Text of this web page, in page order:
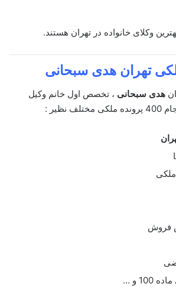
وکلای خانواده در تهران هستند.
تهران هدی سبحانی
هدی سبحانی ، تخصص اول خانم وکیل
:
فروش
و …